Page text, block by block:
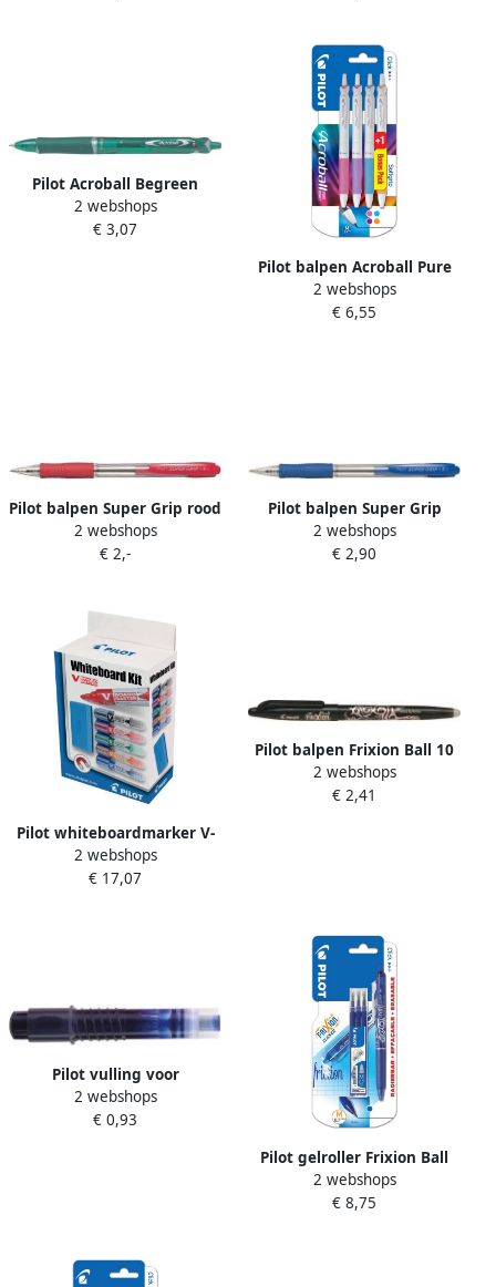
Pilot Acroball Begreen
balpen medium punt 0 3
mm groen 10 stuks
2 webshops
€ 3,07
Pilot balpen Acroball Pure
White blister van 3 + 1
gratis in vrolijke kleuren
2 webshops
€ 6,55
Pilot balpen Super Grip rood
12 stuks
2 webshops
€ 2,-
Pilot balpen Super Grip
blauw 12 stuks
2 webshops
€ 2,90
Pilot whiteboardmarker V-
Board Master M medium 2
3 mm etui met 5 stuks in
2 webshops
€ 17,07
Pilot balpen Frixion Ball 10
zwart
2 webshops
€ 2,41
Pilot vulling voor
whiteboardmarker V-Board
Master S blauw
2 webshops
€ 0,93
Pilot gelroller Frixion Ball
Clicker blister van 4 stuks
(1 gelroller + 3 vullingen)
2 webshops
€ 8,75